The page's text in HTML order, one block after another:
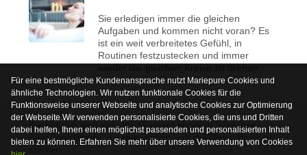
Sie erledigen immer die gleichen
Aufgaben und kommen nicht voran? Es
ist ein weit verbreitetes Gefühl, in
Routinen festzustecken und immer
wieder die gleichen Kreise zu drehen.
Bachblüten sind kein Medikament sondern harmlose
Pflanzenextrakte, die man nimmt, um die Gesundheit zu
Für eine bestmögliche Kundenansprache nutzt Mariepure Cookies und
ähnliche Technologien. Wir nutzen funktionale Cookies für die
Funktionsweise unserer Webseite und analytische Cookies zur Optimierung
der Webseite.Wir verwenden personalisierte Cookies, die uns und Dritten
dabei helfen, Ihnen einen möglichst passenden und personalisierten Inhalt
bieten zu können. Erfahren Sie mehr über unsere Verwendung von Cookies